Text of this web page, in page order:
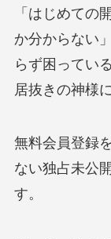
「はじめて
か分からない
らず困ってい
居抜きの神様
無料会員登録
ない独占未公
す。